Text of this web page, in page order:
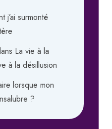
j’ai surmonté
La vie à la
à la désillusion
lorsque mon
?